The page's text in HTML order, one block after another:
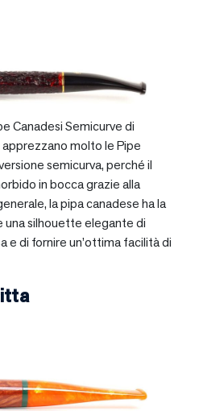
Canadesi Semicurve di
molto le Pipe
semicurva, perché il
in bocca grazie alla
la pipa canadese ha la
silhouette elegante di
e di fornire un’ottima facilità di